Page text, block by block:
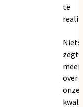
te
Niets
zegt
meer
over
onze